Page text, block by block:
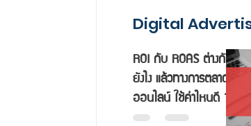
Digital
ROI กับ ROAS ต่างกัน
ยังไง แล้วทางการตลาด
ออนไลน์ ใช้ค่าไหนดี ?